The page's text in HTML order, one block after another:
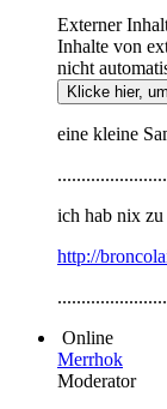
Externer
Inhalte von
nicht
Klicke hier,
eine kleine
ich hab nix
http://
Online
Merrhok
Moderator